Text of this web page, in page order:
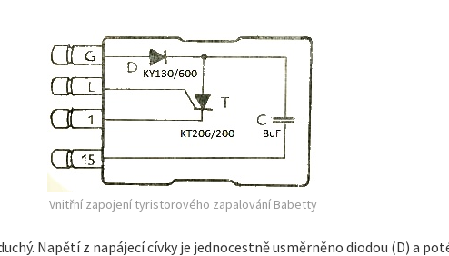
Vnitřní zapojení tyristorového zapalování Babetty
Napětí z napájecí cívky je jednocestně usměrněno diodou (D) a